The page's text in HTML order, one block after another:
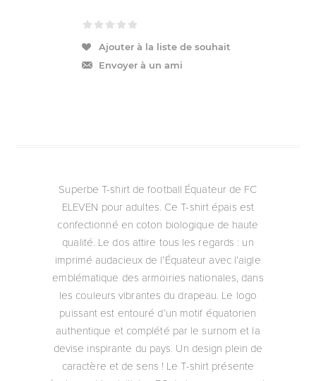
Ajouter à la liste de souhait
Envoyer à un ami
Superbe T-shirt de football Équateur de FC
ELEVEN pour adultes. Ce T-shirt épais est
confectionné en coton biologique de haute
qualité. Le dos attire tous les regards : un
imprimé audacieux de l’Équateur avec l’aigle
emblématique des armoiries nationales, dans
les couleurs vibrantes du drapeau. Le logo
puissant est entouré d’un motif équatorien
authentique et complété par le surnom et la
devise inspirante du pays. Un design plein de
caractère et de sens ! Le T-shirt présente